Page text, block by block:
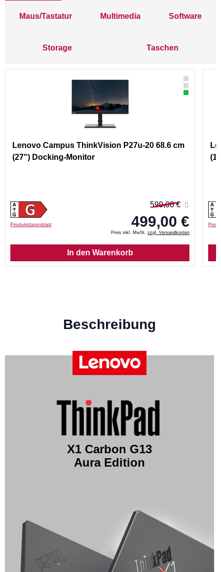
Maus/Tastatur Multimedia Software
Storage Taschen
Lenovo Campus ThinkVision P27u-20 68.6 cm
(27") Docking-Monitor
Produktdatenblatt
599,00 €
499,00 €
Preis inkl. MwSt.zzgl. Versandkosten
In den Warenkorb
Beschreibung
X1 Carbon G13
Aura Edition